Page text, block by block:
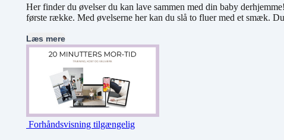
Her finder du øvelser du kan lave sammen med din baby
første række. Med øvelserne her kan du slå to fluer med et smæk.
Læs mere
Forhåndsvisning tilgængelig